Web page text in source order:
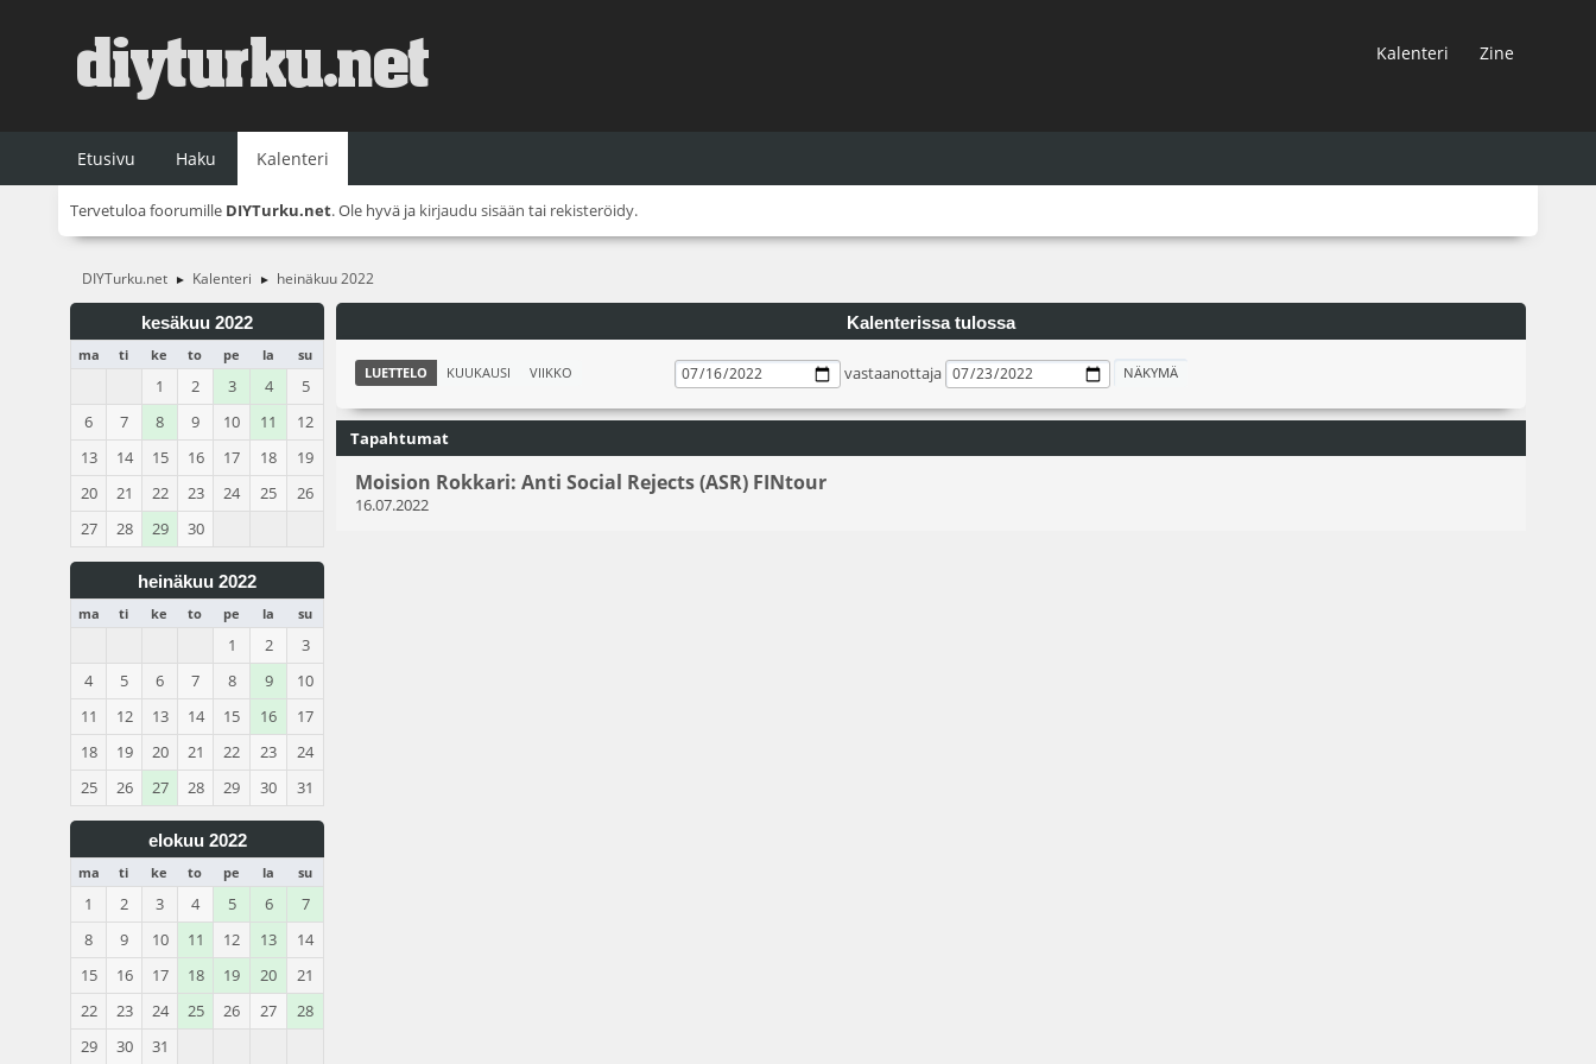
Kalenteri Zine
Etusivu Haku Kalenteri
Tervetuloa foorumille DIYTurku.net. Ole hyvä ja kirjaudu sisään tai rekisteröidy.
DIYTurku.net ► Kalenteri ► heinäkuu 2022
kesäkuu 2022
ma ti ke to pe la su
1 2 3 4
5
6
7 8 9 10 11
12
13
14 15 16 17 18
19
20
21 22 23 24 25
26
27
28 29 30
heinäkuu 2022
ma ti ke to pe la su
1 2
3
4
5 6 7 8 9
10
11
12 13 14 15 16
17
18
19 20 21 22 23
24
25
26 27 28 29 30 31
elokuu 2022
ma ti ke to pe la su
1 2 3 4 5 6
7
8
9 10 11 12 13
14
15
16 17 18 19 20
21
22
23 24 25 26 27
28
29
30 31
Kalenterissa tulossa
LUETTELO KUUKAUSI VIIKKO vastaanottaja
Tapahtumat
Moision Rokkari: Anti Social Rejects (ASR) FINtour
16.07.2022